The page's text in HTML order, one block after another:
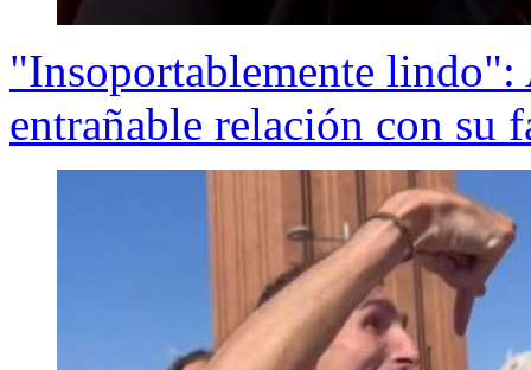
"Insoportablemente
entrañable relación con su